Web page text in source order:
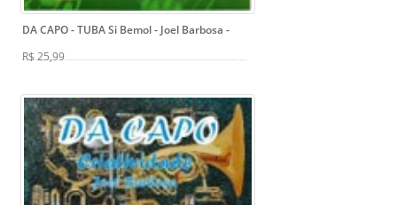
DA CAPO - TUBA Si Bemol - Joel Barbosa -
R$ 25,99